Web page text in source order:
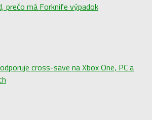
prečo má Forknife výpadok
cross-save na Xbox One, PC a